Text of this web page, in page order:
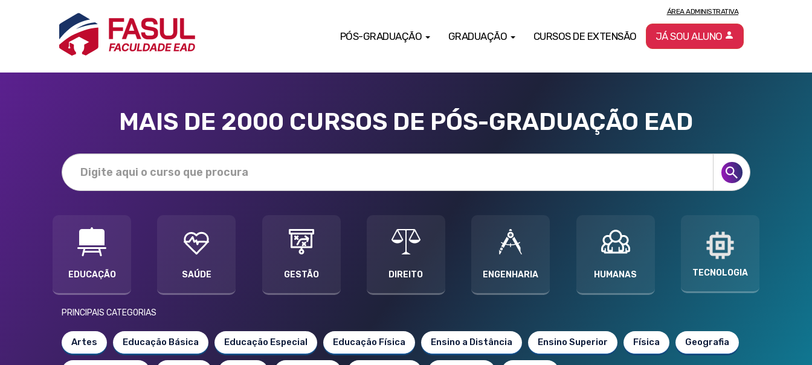
PÓS-GRADUAÇÃO GRADUAÇÃO CURSOS DE EXTENSÃO
ÁREA ADMINISTRATIVA
JÁ SOU ALUNO
MAIS DE 2000 CURSOS DE PÓS-GRADUAÇÃO EAD
EDUCAÇÃO SAÚDE GESTÃO DIREITO ENGENHARIA HUMANAS TECNOLOGIA
PRINCIPAIS CATEGORIAS
Artes Educação Básica Educação Especial Educação Física Ensino a Distância Ensino Superior Física Geografia